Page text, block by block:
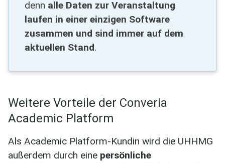
denn alle Daten zur Veranstaltung
laufen in einer einzigen Software
zusammen und sind immer auf dem
aktuellen Stand.
Weitere Vorteile der Converia
Academic Platform
Als Academic Platform-Kundin wird die UHHMG
außerdem durch eine persönliche